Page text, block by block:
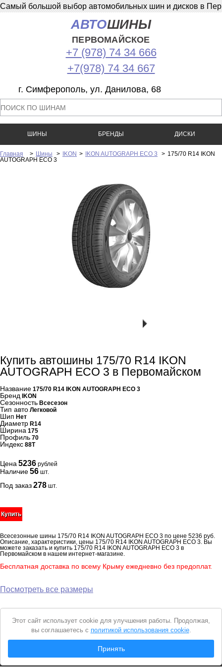
Самый большой выбор автомобильных шин и дисков в
АВТОШИНЫ
ПЕРВОМАЙСКОЕ
+7 (978) 74 34 666
+7(978) 74 34 667
г. Симферополь, ул. Данилова, 68
ШИНЫ БРЕНДЫ ДИСКИ
Главная > Шины > IKON > IKON AUTOGRAPH ECO 3 > 175/70 R14 IKON
AUTOGRAPH ECO 3
Купить автошины 175/70 R14 IKON
AUTOGRAPH ECO 3 в Первомайском
Название 175/70 R14 IKON AUTOGRAPH ECO 3
Бренд IKON
Сезонность Всесезон
Тип авто Легковой
Шип Нет
Диаметр R14
Ширина 175
Профиль 70
Индекс 88T
Цена 5236 рублей
Наличие56 шт.
Под заказ278 шт.
Купить
Всесезонные шины 175/70 R14 IKON AUTOGRAPH ECO 3 по цене 5236 руб.
Описание, характеристики, цены 175/70 R14 IKON AUTOGRAPH ECO 3. Вы
можете заказать и купить 175/70 R14 IKON AUTOGRAPH ECO 3 в
Первомайском в нашем интернет-магазине.
Бесплатная доставка по всему Крыму ежедневно без предоплат.
Посмотреть все размеры
Вся представленная на сайте информация носит справочный характер и не
является
Уведомление
cookie
Этот сайт использует cookie для улучшения работы. Продолжая,
вы соглашаетесь с политикой использования cookie.
Принять